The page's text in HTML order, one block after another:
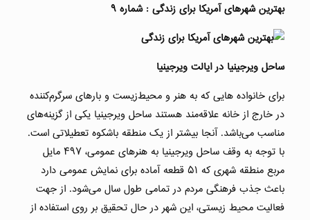
بهترین شهرهای آمریکا برای زندگی : شماره ۹
ساحل ویرجینیا در ایالت ویرجینیا
برای خانواده هایی که به هنر و محیط‌زیست و بارهای سرگرم‌کننده
در خارج از خانه علاقه‌مند هستند ساحل ویرجینیا یکی از گزینه‌های
مناسب می‌باشد. آنجا بیشتر از یک منطقه باشکوه تعطیلاتی است.
با توجه به وقف ساحل ویرجینیا به هنرهای عمومی، ۴۹۷ مایل
مربع منطقه شهری که ۵۱ قطعه آماده برای نمایش عمومی دارد
باعث جذب فرهنگی مردم در تمامی طول سال می‌شود. از جهت
فعالیت محیط زیستی، این شهر در حال تحقیق بر روی استفاده از